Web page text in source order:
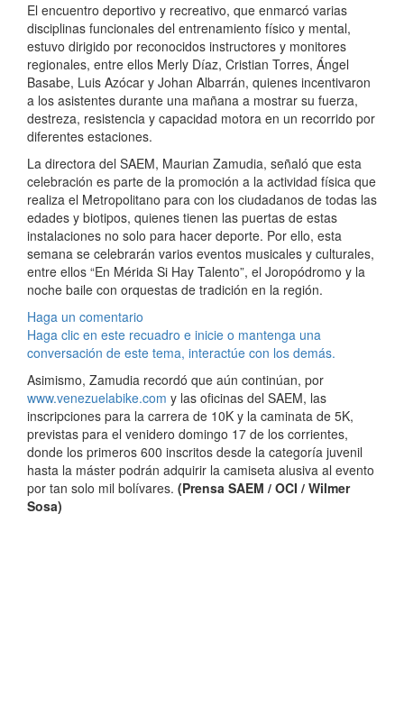
El encuentro deportivo y recreativo, que enmarcó varias
disciplinas funcionales del entrenamiento físico y mental,
estuvo dirigido por reconocidos instructores y monitores
regionales, entre ellos Merly Díaz, Cristian Torres, Ángel
Basabe, Luis Azócar y Johan Albarrán, quienes incentivaron
a los asistentes durante una mañana a mostrar su fuerza,
destreza, resistencia y capacidad motora en un recorrido por
diferentes estaciones.
La directora del SAEM, Maurian Zamudia, señaló que esta
celebración es parte de la promoción a la actividad física que
realiza el Metropolitano para con los ciudadanos de todas las
edades y biotipos, quienes tienen las puertas de estas
instalaciones no solo para hacer deporte. Por ello, esta
semana se celebrarán varios eventos musicales y culturales,
entre ellos “En Mérida Si Hay Talento”, el Joropódromo y la
noche baile con orquestas de tradición en la región.
Haga un comentario
Haga clic en este recuadro e inicie o mantenga una
conversación de este tema, interactúe con los demás.
Asimismo, Zamudia recordó que aún continúan, por
www.venezuelabike.com y las oficinas del SAEM, las
inscripciones para la carrera de 10K y la caminata de 5K,
previstas para el venidero domingo 17 de los corrientes,
donde los primeros 600 inscritos desde la categoría juvenil
hasta la máster podrán adquirir la camiseta alusiva al evento
por tan solo mil bolívares. (Prensa SAEM / OCI / Wilmer
Sosa)